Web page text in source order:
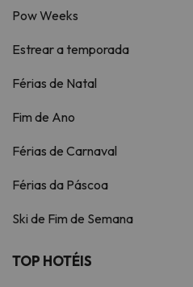
Pow Weeks
Estrear a temporada
Férias de Natal
Fim de Ano
Férias de Carnaval
Férias da Páscoa
Ski de Fim de Semana
TOP HOTÉIS